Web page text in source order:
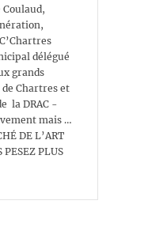
délégué
grands
Chartres et
la DRAC -
mais …
DE L’ART
PESEZ PLUS